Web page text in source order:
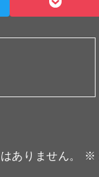
ありません。 ※